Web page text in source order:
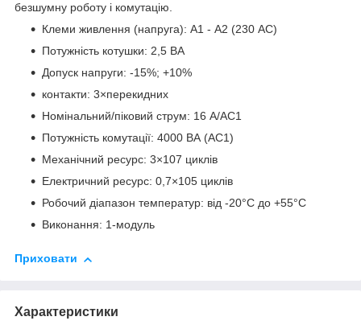
безшумну роботу і комутацію.
Клеми живлення (напруга): А1 - А2 (230 АС)
Потужність котушки: 2,5 ВА
Допуск напруги: -15%; +10%
контакти: 3×перекидних
Номінальний/піковий струм: 16 А/АС1
Потужність комутації: 4000 ВА (АС1)
Механічний ресурс: 3×107 циклів
Електричний ресурс: 0,7×105 циклів
Робочий діапазон температур: від -20°С до +55°С
Виконання: 1-модуль
Приховати
Характеристики